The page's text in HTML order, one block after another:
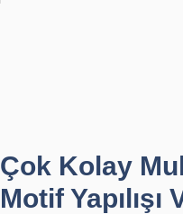
Çok Kolay
Motif